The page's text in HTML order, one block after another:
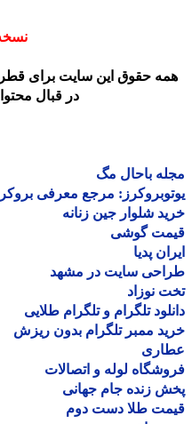
نسخه
حقوق این سایت برای
در قبال محتوای
باحال مگ
مرجع معرفی بروکرها
شلوار جین زنانه
گوشی
پدیا
سایت در مشهد
نوزاد
تلگرام و تلگرام طلایی
ممبر تلگرام بدون ریزش
لوله و اتصالات
زنده جام جهانی
طلا دست دوم